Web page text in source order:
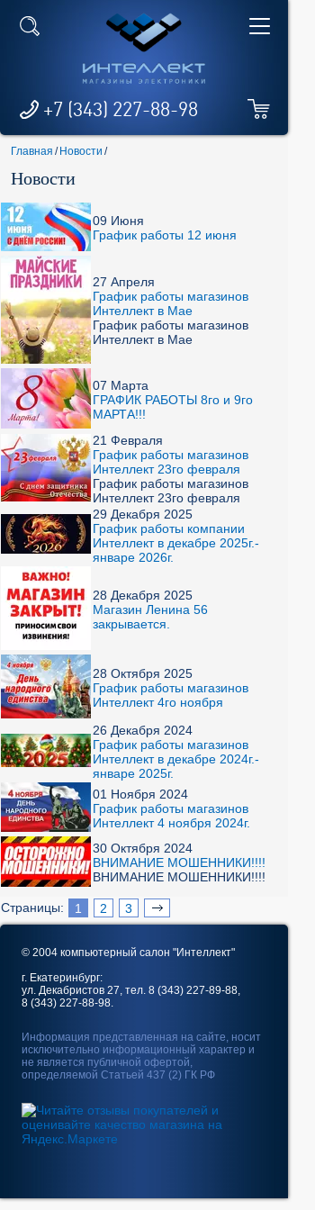
+7 (343) 227-88-98
Главная / Новости /
Новости
09 Июня
График работы 12 июня
27 Апреля
График работы магазинов
Интеллект в Мае
График работы магазинов
Интеллект в Мае
07 Марта
ГРАФИК РАБОТЫ 8го и 9го
МАРТА!!!
21 Февраля
График работы магазинов
Интеллект 23го февраля
График работы магазинов
Интеллект 23го февраля
29 Декабря 2025
График работы компании
Интеллект в декабре 2025г.-
январе 2026г.
28 Декабря 2025
Магазин Ленина 56
закрывается.
28 Октября 2025
График работы магазинов
Интеллект 4го ноября
26 Декабря 2024
График работы магазинов
Интеллект в декабре 2024г.-
январе 2025г.
01 Ноября 2024
График работы магазинов
Интеллект 4 ноября 2024г.
30 Октября 2024
ВНИМАНИЕ МОШЕННИКИ!!!!
ВНИМАНИЕ МОШЕННИКИ!!!!
Страницы: 1 2 3
© 2004 компьютерный салон "Интеллект"
г. Екатеринбург:
ул. Декабристов 27, тел. 8 (343) 227-89-88,
8 (343) 227-88-98.
Информация представленная на сайте, носит
исключительно информационный характер и
не является публичной офертой,
определяемой Статьей 437 (2) ГК РФ